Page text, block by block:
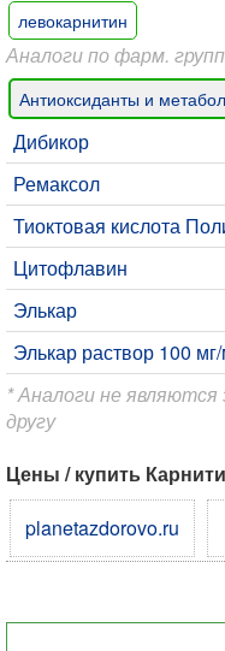
левокарнитин
Аналоги по фарм.
Антиоксиданты и
Дибикор
Ремаксол
Тиоктовая кислота
Цитофлавин
Элькар
Элькар раствор 100
* Аналоги не являются
другу
Цены / купить
planetazdorovo.ru